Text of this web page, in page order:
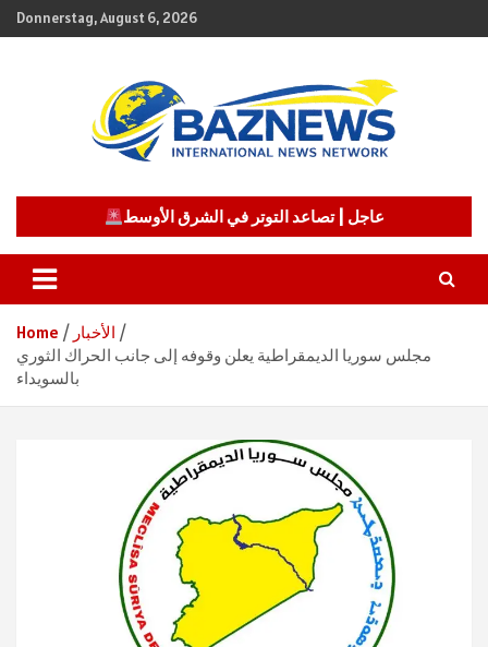
Skip
to
Donnerstag, August 6, 2026
BAZNEWS
عاجل | تصاعد التوتر في الشرق الأوسط
Home
الأخبار
مجلس سوريا الديمقراطية يعلن وقوفه إلى جانب الحراك الثوري
بالسويداء